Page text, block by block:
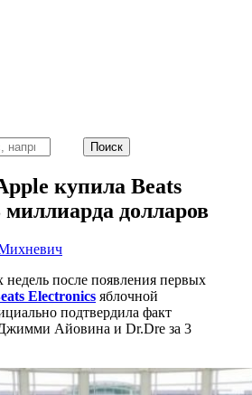
купила Beats
долларов
недель после появления первых
Electronics яблочной
подтвердила факт
Айовина и Dr.Dre за 3